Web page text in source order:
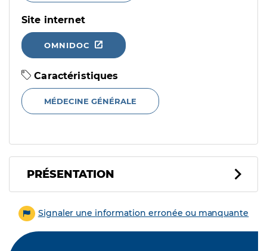
Site internet
OMNIDOC
Caractéristiques
MÉDECINE GÉNÉRALE
PRÉSENTATION
Signaler une information erronée ou manquante